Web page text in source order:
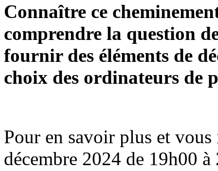
Connaître ce
comprendre la question
fournir des éléments de
choix des ordinateurs de
Pour en savoir plus et
décembre 2024 de 19h00